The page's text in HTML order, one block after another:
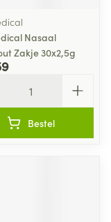
Nasaal
Zakje 30x2,5g
Bestel